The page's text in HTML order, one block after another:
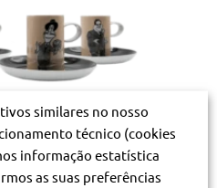
similares no nosso
técnico (cookies
informação estatística
as suas preferências